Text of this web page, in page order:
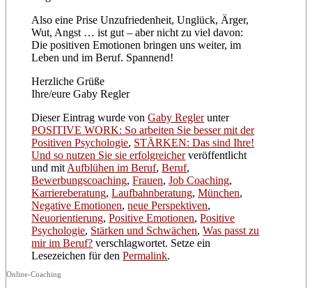
Also eine Prise Unzufriedenheit, Unglück, Ärger,
Wut, Angst … ist gut – aber nicht zu viel davon:
Die positiven Emotionen bringen uns weiter, im
Leben und im Beruf. Spannend!
Herzliche Grüße
Ihre/eure Gaby Regler
Dieser Eintrag wurde vonGaby Reglerunter
POSITIVE WORK: So arbeiten Sie besser mit der
Positiven Psychologie, STÄRKEN: Das sind Ihre!
Und so nutzen Sie sie erfolgreicherveröffentlicht
und mit Aufblühen im Beruf,Beruf,
Bewerbungscoaching,Frauen,Job Coaching,
Karriereberatung,Laufbahnberatung,München,
Negative Emotionen,neue Perspektiven,
Neuorientierung,Positive Emotionen,Positive
Psychologie, Stärken und Schwächen,Was passt zu
mir im Beruf? verschlagwortet. Setze ein
Lesezeichen für denPermalink.
Online-Coaching